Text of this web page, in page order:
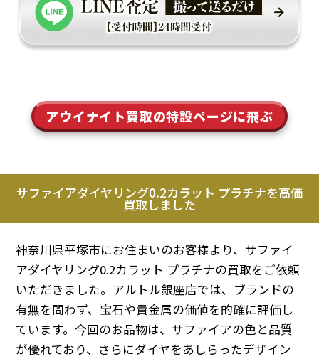
アウイナイト買取の特設ページに飛ぶ
サファイアダイヤリング0.2カラット プラチナを高価
買取しました
神奈川県平塚市にお住まいのお客様より、サファイ
アダイヤリング0.2カラット プラチナの買取をご依頼
いただきました。アルトル銀座店では、ブランドの
有無を問わず、宝石や貴金属の価値を的確に評価し
ています。今回のお品物は、サファイアの色と品質
が優れており、さらにダイヤをあしらったデザイン